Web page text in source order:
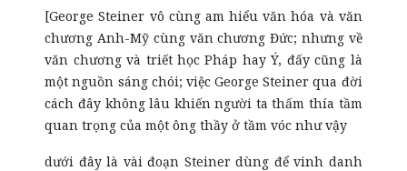
[George Steiner vô cùng am hiểu văn hóa và văn
chương Anh-Mỹ cùng văn chương Đức; nhưng về
văn chương và triết học Pháp hay Ý, đấy cũng là
một nguồn sáng chói; việc George Steiner qua đời
cách đây không lâu khiến người ta thấm thía tầm
quan trọng của một ông thầy ở tầm vóc như vậy
dưới đây là vài đoạn Steiner dùng để vinh danh